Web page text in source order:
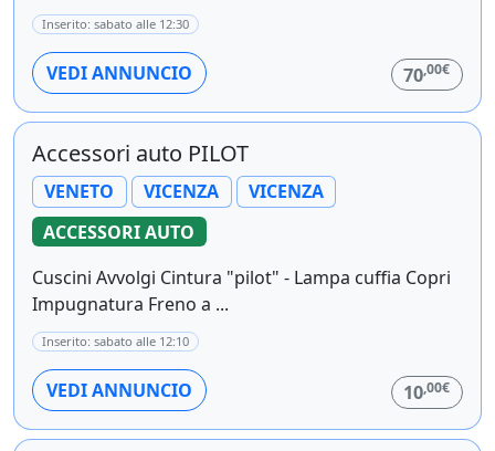
Inserito: sabato alle 12:30
VEDI ANNUNCIO 70,00€
Accessori auto PILOT
VENETO VICENZA
VICENZA
ACCESSORI AUTO
Cuscini Avvolgi Cintura "pilot" - Lampa cuffia Copri
Impugnatura Freno a ...
Inserito: sabato alle 12:10
VEDI ANNUNCIO 10,00€